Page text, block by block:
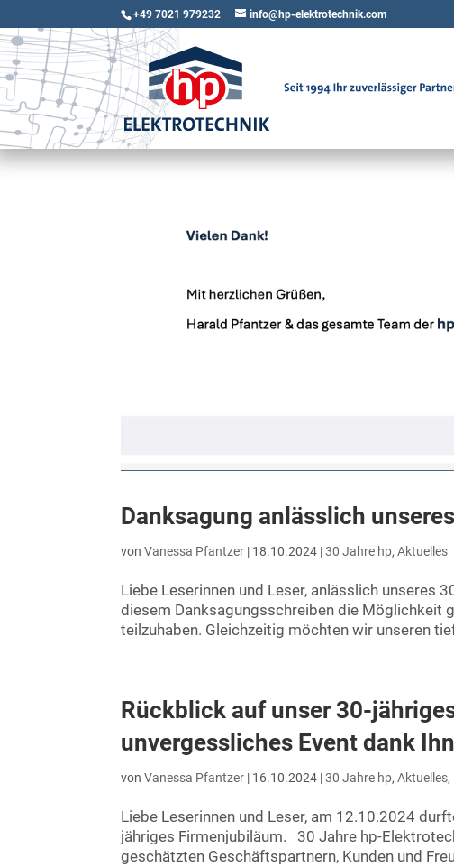
+49 7021 979232 info@hp-elektrotechnik.com
Danksagung anlässlich
vonVanessa Pfantzer | 18.10.2024 |30 Jahre hp,Aktuelles
Liebe Leserinnen und Leser, anlässlich unseres
diesem Danksagungsschreiben die Möglichkeit
teilzuhaben. Gleichzeitig möchten wir unseren
Rückblick auf unser 30-
unvergessliches Event dank
vonVanessa Pfantzer | 16.10.2024 |30 Jahre hp,Aktuelles,
Liebe Leserinnen und Leser, am 12.10.2024
jähriges Firmenjubiläum. 30 Jahre hp-
geschätzten Geschäftspartnern, Kunden und